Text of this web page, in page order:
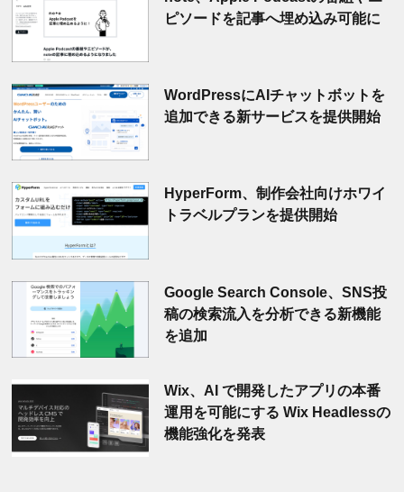
ピソードを記事へ埋め込み可能に
WordPressにAIチャットボットを
追加できる新サービスを提供開始
HyperForm、制作会社向けホワイ
トラベルプランを提供開始
Google Search Console、SNS投
稿の検索流入を分析できる新機能
を追加
Wix、AI で開発したアプリの本番
運用を可能にする Wix Headlessの
機能強化を発表